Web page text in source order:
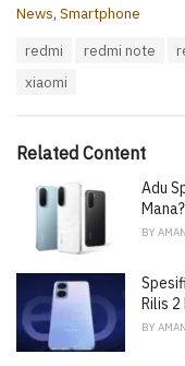
C
i
News, Smartphone
redmi redmi note
xiaomi
Related Content
Adu
Mana?
BY
Rilis 2
BY